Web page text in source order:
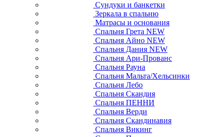
Сундуки и банкетки
Зеркала в спальню
Матрасы и основания
Спальня Грета NEW
Спальня Айно NEW
Спальня Дания NEW
Спальня Ари-Прованс
Спальня Рауна
Спальня Мальта/Хельсинки
Спальня Лебо
Спальня Скандия
Спальня ПЕННИ
Спальня Верди
Спальня Скандинавия
Спальня Викинг